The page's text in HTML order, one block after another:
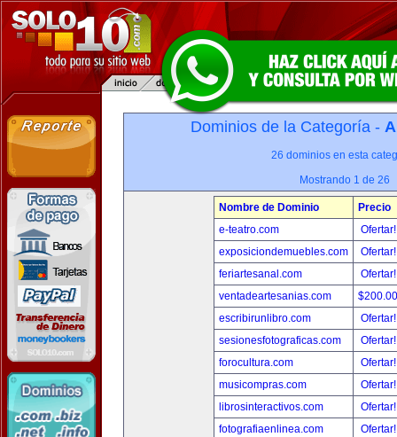
Dominios de la Categoría -
26 dominios en esta
Mostrando 1 de 26
Nombre de Dominio
Precio
e-teatro.com
exposiciondemuebles.com
feriartesanal.com
ventadeartesanias.com
escribirunlibro.com
sesionesfotograficas.com
forocultura.com
musicompras.com
librosinteractivos.com
fotografiaenlinea.com